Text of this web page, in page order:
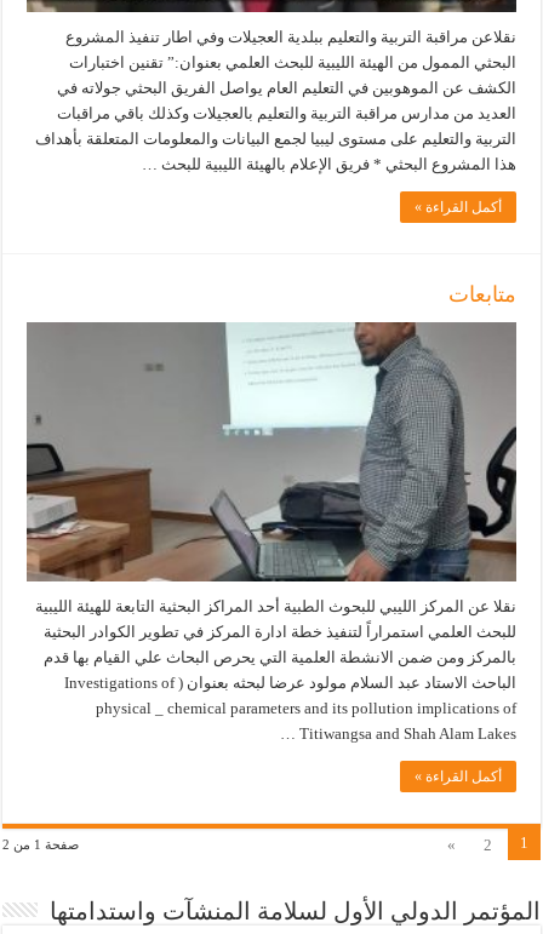
نقلاعن مراقبة التربية والتعليم ببلدية العجيلات وفي اطار تنفيذ المشروع
البحثي الممول من الهيئة الليبية للبحث العلمي بعنوان:” تقنين اختبارات
الكشف عن الموهوبين في التعليم العام يواصل الفريق البحثي جولاته في
العديد من مدارس مراقبة التربية والتعليم بالعجيلات وكذلك باقي مراقبات
التربية والتعليم على مستوى ليبيا لجمع البيانات والمعلومات المتعلقة بأهداف
هذا المشروع البحثي * فريق الإعلام بالهيئة الليبية للبحث …
أكمل القراءة »
متابعات
نقلا عن المركز الليبي للبحوث الطبية أحد المراكز البحثية التابعة للهيئة الليبية
للبحث العلمي استمراراً لتنفيذ خطة ادارة المركز في تطوير الكوادر البحثية
بالمركز ومن ضمن الانشطة العلمية التي يحرص البحاث علي القيام بها قدم
الباحث الاستاد عبد السلام مولود عرضا لبحثه بعنوان ( Investigations of
physical _ chemical parameters and its pollution implications of
Titiwangsa and Shah Alam Lakes …
أكمل القراءة »
صفحة 1 من 2 1
2
»
المؤتمر الدولي الأول لسلامة المنشآت واستدامتها